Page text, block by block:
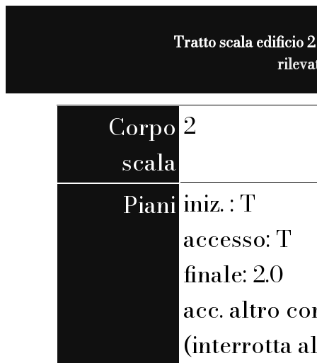
Tratto scala edificio
Corpo
scala
2
Piani iniz. : T
accesso: T
finale: 2.0
acc. altro
(interrotta